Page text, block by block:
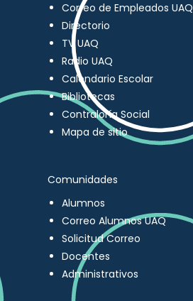
Correo de Empleados UAQ
Directorio
TV UAQ
Radio UAQ
Calendario Escolar
Bibliotecas
Contraloría Social
Mapa de sitio
Comunidades
Alumnos
Correo Alumnos UAQ
Solicitud Correo
Docentes
Administrativos